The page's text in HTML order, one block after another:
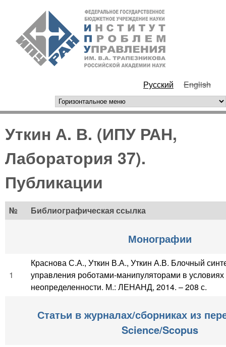
Перейти к основному
содержанию
РАН
Русский English
горизонтальное меню
Уткин А. В. (ИПУ РАН,
Лаборатория 37).
Публикации
№ Библиографическая ссылка
Монографии
1
Краснова С.А., Уткин В.А., Уткин А.В. Блочный
управления роботами-манипуляторами в условиях
неопределенности. М.: ЛЕНАНД, 2014. – 208 с.
Статьи в журналах/сборниках из
Science/Scopus